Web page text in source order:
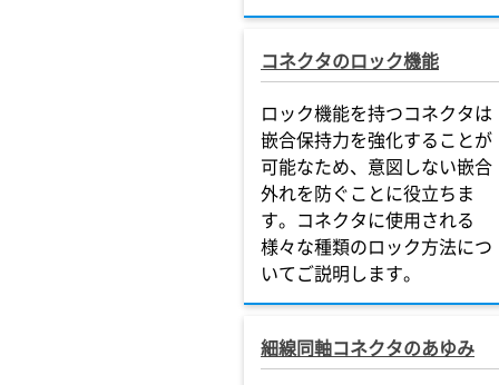
コネクタのロック機能
ロック機能を持つコネクタは
嵌合保持力を強化することが
可能なため、意図しない嵌合
外れを防ぐことに役立ちま
す。コネクタに使用される
様々な種類のロック方法につ
いてご説明します。
細線同軸コネクタのあゆみ